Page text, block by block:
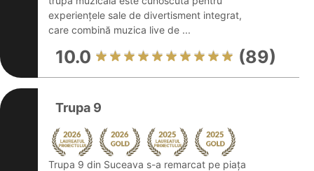
experiențele sale de divertisment integrat,
care combină muzica live de ...
10.0 (89)
Trupa 9
Trupa 9 din Suceava s-a remarcat pe piața